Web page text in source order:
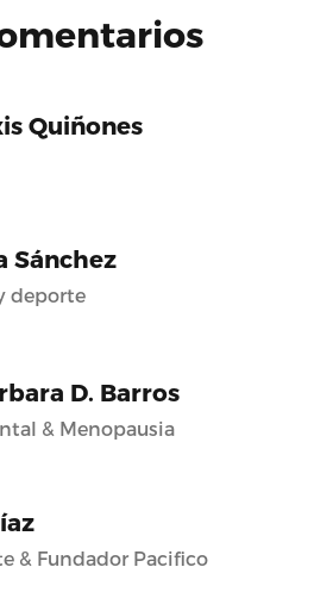
Quiñones
Sánchez
deporte
D. Barros
& Menopausia
& Fundador Pacifico